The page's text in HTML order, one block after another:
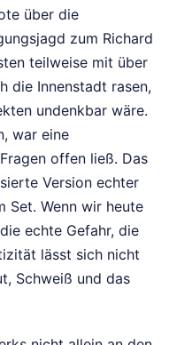
über die
zum Richard
teilweise mit über
die Innenstadt rasen,
undenkbar wäre.
war eine
offen ließ. Das
Version echter
Set. Wenn wir heute
echte Gefahr, die
lässt sich nicht
Schweiß und das